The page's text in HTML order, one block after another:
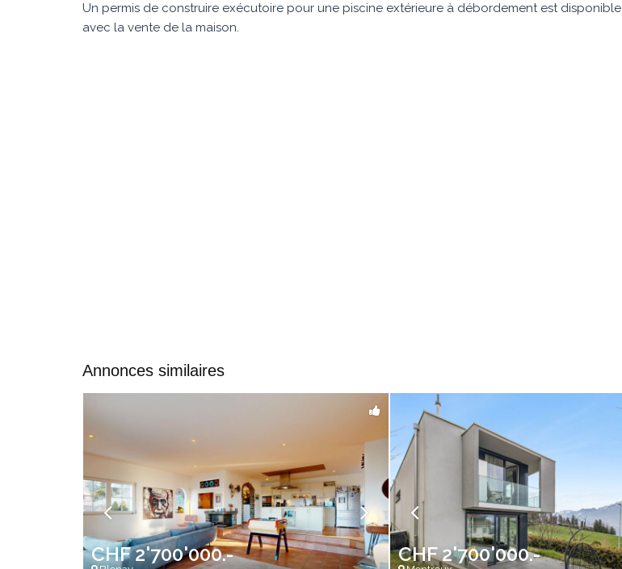
Un permis de construire exécutoire pour une piscine extérieure à débordement est disponible
avec la vente de la maison.
Annonces similaires
CHF 2'700'000.- CHF 2'700'000.-